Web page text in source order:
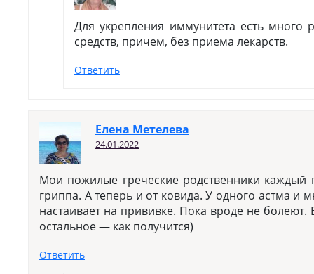
Для укрепления иммунитета есть много
средств, причем, без приема лекарств.
Ответить
Елена Метелева
24.01.2022
Мои пожилые греческие родственники каждый
гриппа. А теперь и от ковида. У одного астма и
настаивает на прививке. Пока вроде не болеют.
остальное — как получится)
Ответить